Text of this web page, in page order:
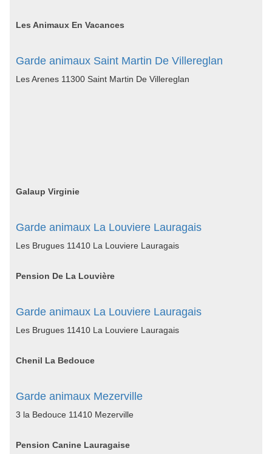
Les Animaux En Vacances
Garde animaux Saint Martin De Villereglan
Les Arenes 11300 Saint Martin De Villereglan
Galaup Virginie
Garde animaux La Louviere Lauragais
Les Brugues 11410 La Louviere Lauragais
Pension De La Louvière
Garde animaux La Louviere Lauragais
Les Brugues 11410 La Louviere Lauragais
Chenil La Bedouce
Garde animaux Mezerville
3 la Bedouce 11410 Mezerville
Pension Canine Lauragaise